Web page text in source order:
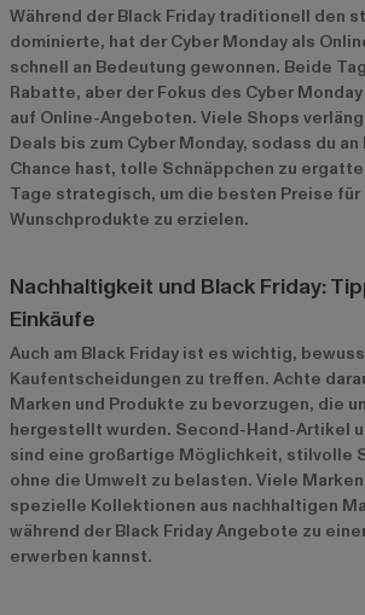
Während der Black Friday traditionell den
dominierte, hat der Cyber Monday als
schnell an Bedeutung gewonnen. Beide
Rabatte, aber der Fokus des Cyber
auf Online-Angeboten. Viele Shops
Deals bis zum Cyber Monday, sodass du
Chance hast, tolle Schnäppchen zu
Tage strategisch, um die besten Preise für
Wunschprodukte zu erzielen.
Nachhaltigkeit und Black Friday:
Einkäufe
Auch am Black Friday ist es wichtig,
Kaufentscheidungen zu treffen. Achte
Marken und Produkte zu bevorzugen, die
hergestellt wurden. Second-Hand-Artikel
sind eine großartige Möglichkeit, stilvolle
ohne die Umwelt zu belasten. Viele
spezielle Kollektionen aus nachhaltigen
während der Black Friday Angebote zu
erwerben kannst.